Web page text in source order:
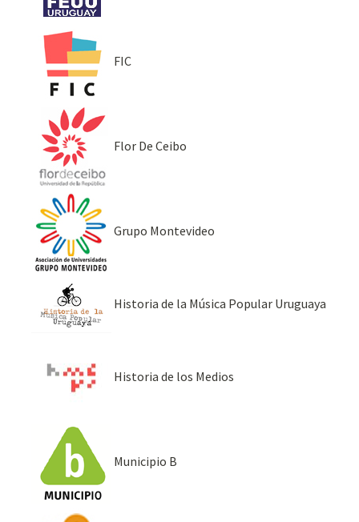
FIC
Flor De Ceibo
Grupo Montevideo
Historia de la Música Popular Uruguaya
Historia de los Medios
Municipio B